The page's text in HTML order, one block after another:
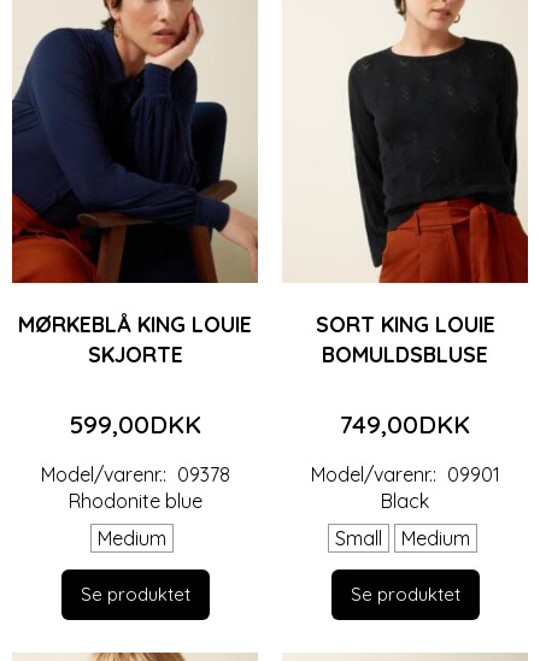
MØRKEBLÅ KING LOUIE
SKJORTE
599,00DKK
Model/varenr.: 09378
Rhodonite blue
Medium
Se produktet
SORT KING LOUIE
BOMULDSBLUSE
749,00DKK
Model/varenr.: 09901
Black
Small
Medium
Se produktet